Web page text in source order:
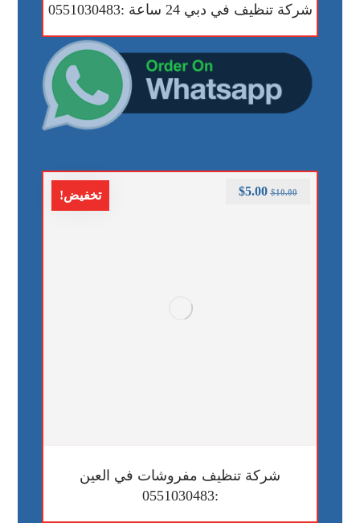
شركة تنظيف في دبي 24 ساعة :0551030483
تخفيض!
شركة تنظيف مفروشات في العين
:0551030483
$10.00
$5.00